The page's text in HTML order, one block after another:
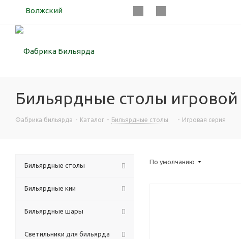
Волжский
Бильярдные столы
Фабрика бильярда - Каталог - Бильярдные столы - Игровая серия
По умолчанию
Бильярдные столы
Бильярдные кии
Бильярдные шары
Светильники для бильярда